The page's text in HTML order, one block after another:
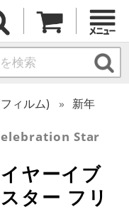
ィルム) 新年
Star
ヤーイブ
ター フリ